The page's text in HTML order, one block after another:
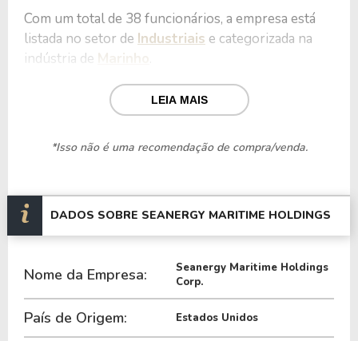
Com um total de 38 funcionários, a empresa está
listada no setor de Industriais e categorizada na
indústria de Marinho
Nos últimos 12 meses a Empresa teve um
faturamento de $ 176,74 Milhões, que gerou um
possui um P/L de 9,45, um P/VP de 1,23 e nos
últimos 12 meses o dividend yeld da SHIP ficou em
3,43%.
A Empresa é negociada no exterior através do
LEIA MAIS
*Isso não é uma recomendação de compra/venda.
DADOS SOBRE SEANERGY MARITIME HOLDINGS
Nome da Empresa:
Seanergy Maritime Holdings
Corp.
País de Origem: Estados Unidos